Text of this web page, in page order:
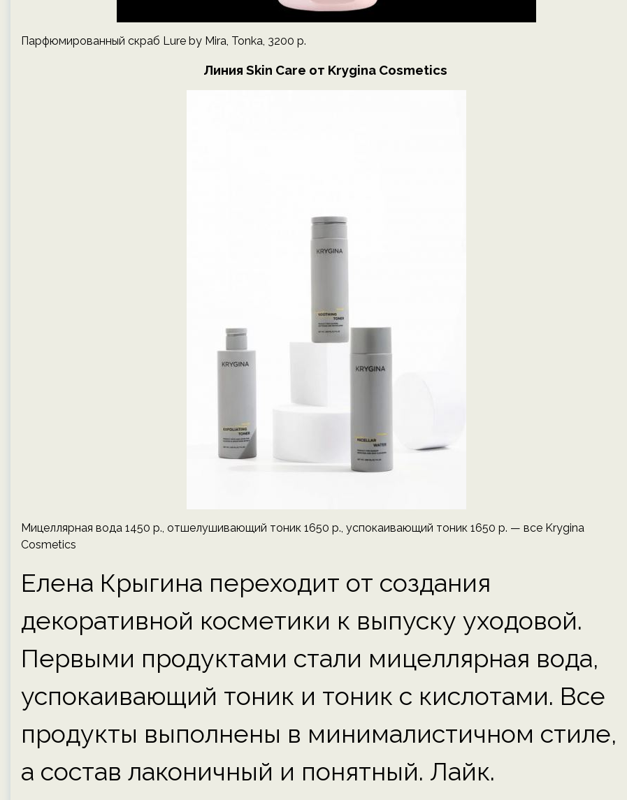
Парфюмированный скраб Lure by Mira, Tonka, 3200 р.
Линия Skin Care от Krygina Cosmetics
Мицеллярная вода 1450 р., отшелушивающий тоник 1650 р., успокаивающий тоник 1650 р. — все Krygina
Cosmetics
Елена Крыгина переходит от создания
декоративной косметики к выпуску уходовой.
Первыми продуктами стали мицеллярная вода,
успокаивающий тоник и тоник с кислотами. Все
продукты выполнены в минималистичном стиле,
а состав лаконичный и понятный. Лайк.